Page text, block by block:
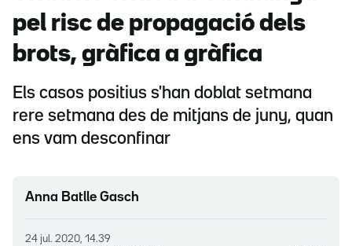
pel risc de propagació dels
brots, gràfica a gràfica
Els casos positius s'han doblat setmana
rere setmana des de mitjans de juny, quan
ens vam desconfinar
Anna Batlle Gasch
24 jul. 2020, 14.39